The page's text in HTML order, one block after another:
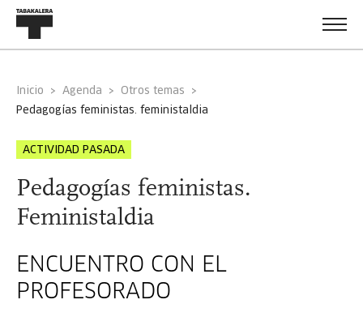
Inicio Agenda
Otros temas
pedagogías feministas. feministaldia
ACTIVIDAD PASADA
Pedagogías feministas.
Feministaldia
ENCUENTRO CON EL
PROFESORADO